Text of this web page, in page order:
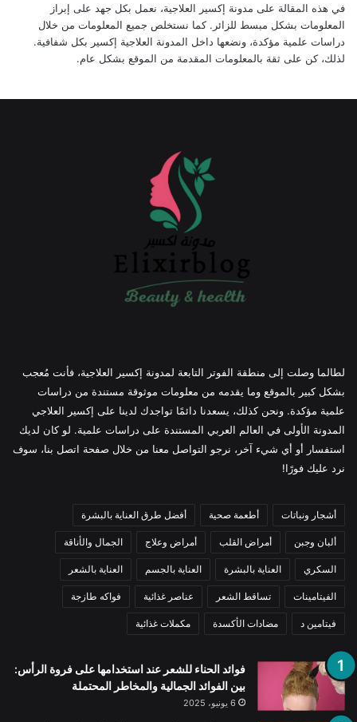
في هذه المقالة على مدونة إكسير العلاجية، نعمل بكل جهد على إبراز
المعلومات بشكل مبسط للزائر. كما نستخلص جميع المعلومات من خلال
دراسات علمية مؤكدة، ونضعها داخل المدونة العلاجية إكسير بكل شفافية.
لذلك، كن على ثقة بالمعلومات المقدمة من الموقع بشكل عام.
لطالما وصلت إلى منطقة الفوتر التابعة لمدونة إكسير العلاجية، فأنت مُعجب
بشكل كبير بالموقع وما يقدمه من معلومات موثوقة مستندة من دراسات
علمية مؤكدة. ونحن كذلك، يسعدنا دائمًا تواجدك لدينا على إكسير العلاجي
المدونة الأولى في العالم العربي المستندة على دراسات علمية. لو كان لديك
استفسار أو أي شيء آخر، نرجو التواصل معنا من خلال صفحة اتصل بنا، سوف
نرد عليك فورًا!
أشجار ونباتات أطعمة صحية أفضل طرق العناية بالبشرة
ألبان وجبن أمراض القلب أمراض وعلاج الجمال والأناقة
السكري العناية بالبشرة العناية بالجسم العناية بالشعر
الفيتامينات تساقط الشعر عناصر غذائية فواكه طازجة
فيتامين د مضادات الأكسدة مكملات غذائية
فوائد الحناء للشعر عند استخدامها على فروة الرأس:
بين الفوائد الجمالية والمخاطر المحتملة
6 يونيو، 2025